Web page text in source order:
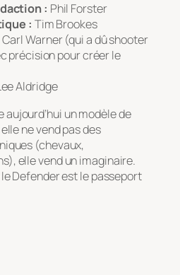
: Phil Forster
: Tim Brookes
Carl Warner (qui a dû shooter
précision pour créer le
Aldridge
un modèle de
ne vend pas des
(chevaux,
elle vend un imaginaire.
Defender est le passeport